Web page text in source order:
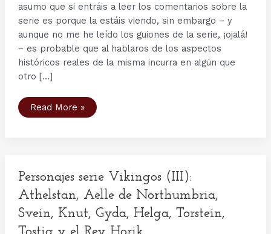
asumo que si entráis a leer los comentarios sobre la
serie es porque la estáis viendo, sin embargo – y
aunque no me he leído los guiones de la serie, ¡ojalá!
– es probable que al hablaros de los aspectos
históricos reales de la misma incurra en algún que
otro […]
Segunda
Temporada
Read More »
Personajes serie Vikingos (III):
Athelstan, Aelle de Northumbria,
Svein, Knut, Gyda, Helga, Torstein,